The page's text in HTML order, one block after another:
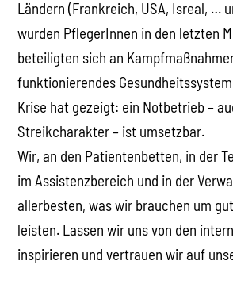
Ländern (Frankreich, USA, Isreal, …
wurden PflegerInnen in den letzten
beteiligten sich an
funktionierendes
Krise hat gezeigt: ein Notbetrieb –
Streikcharakter – ist umsetzbar.
Wir, an den Patientenbetten, in der
im Assistenzbereich und in der
allerbesten, was wir brauchen um
leisten. Lassen wir uns von den
inspirieren und vertrauen wir auf